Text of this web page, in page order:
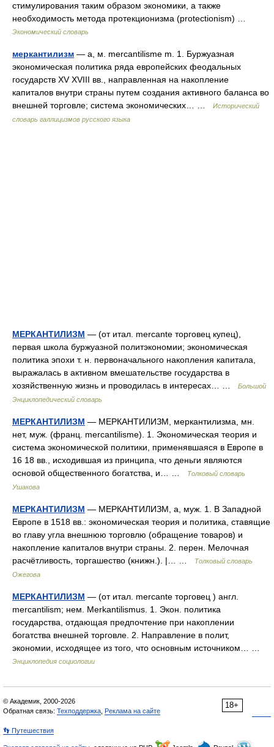
стимулирования таким образом экономики, а также
необходимость метода протекционизма (protectionism) …
Экономический словарь
меркантилизм — а, м. mercantilisme m. 1. Буржуазная
экономическая политика ряда европейских феодальных
государств XV XVIII вв., направленная на накопление
капиталов внутри страны путем создания активного баланса во
внешней торговле; система экономических… …
Исторический
словарь галлицизмов русского языка
МЕРКАНТИЛИЗМ — (от итал. mercante торговец купец),
первая школа буржуазной политэкономии; экономическая
политика эпохи т. н. первоначального накопления капитала,
выражалась в активном вмешательстве государства в
хозяйственную жизнь и проводилась в интересах… …
Большой
Энциклопедический словарь
МЕРКАНТИЛИЗМ — МЕРКАНТИЛИЗМ, меркантилизма, мн.
нет, муж. (франц. mercantilisme). 1. Экономическая теория и
система экономической политики, применявшаяся в Европе в
16 18 вв., исходившая из принципа, что деньги являются
основой общественного богатства, и… …
Толковый словарь
Ушакова
МЕРКАНТИЛИЗМ — МЕРКАНТИЛИЗМ, а, муж. 1. В Западной
Европе в 1518 вв.: экономическая теория и политика, ставящие
во главу угла внешнюю торговлю (обращение товаров) и
накопление капиталов внутри страны. 2. перен. Мелочная
расчётливость, торгашество (книжн.). |… …
Толковый словарь
Ожегова
МЕРКАНТИЛИЗМ — (от итал. mercante торговец ) англ.
mercantilism; нем. Merkantilismus. 1. Экон. политика
государства, отдающая предпочтение при накоплении
богатства внешней торговле. 2. Направление в полит,
экономии, исходящее из того, что основным источником… …
Энциклопедия социологии
18+
© Академик, 2000-2026
Обратная связь: Техподдержка Реклама на сайте
👣 Путешествия